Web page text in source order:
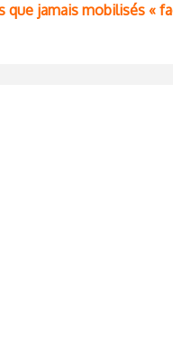
jamais mobilisés «